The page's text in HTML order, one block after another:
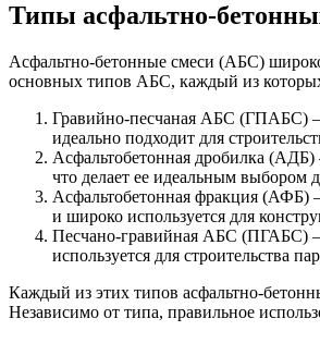
Типы асфальтно-
Асфальтно-бетонные смеси (АБС)
основных типов АБС, каждый из
Гравийно-песчаная АБС (ГПАБС) —
идеально подходит для
Асфальтобетонная дробилка (АДБ)
что делает ее идеальным выбором
Асфальтобетонная фракция (АФБ)
и широко используется для
Песчано-гравийная АБС (ПГАБС) —
используется для строительства
Каждый из этих типов асфальтно-
Независимо от типа, правильное